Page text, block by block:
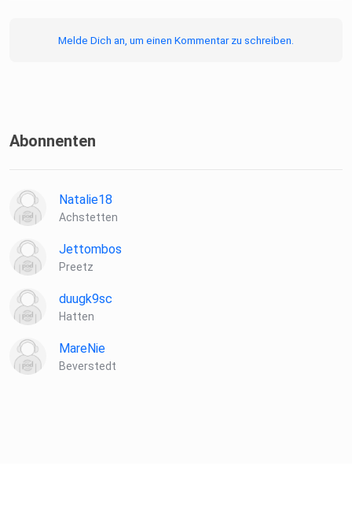
Melde Dich an, um einen Kommentar zu schreiben.
Abonnenten
Natalie18
Achstetten
Jettombos
Preetz
duugk9sc
Hatten
MareNie
Beverstedt